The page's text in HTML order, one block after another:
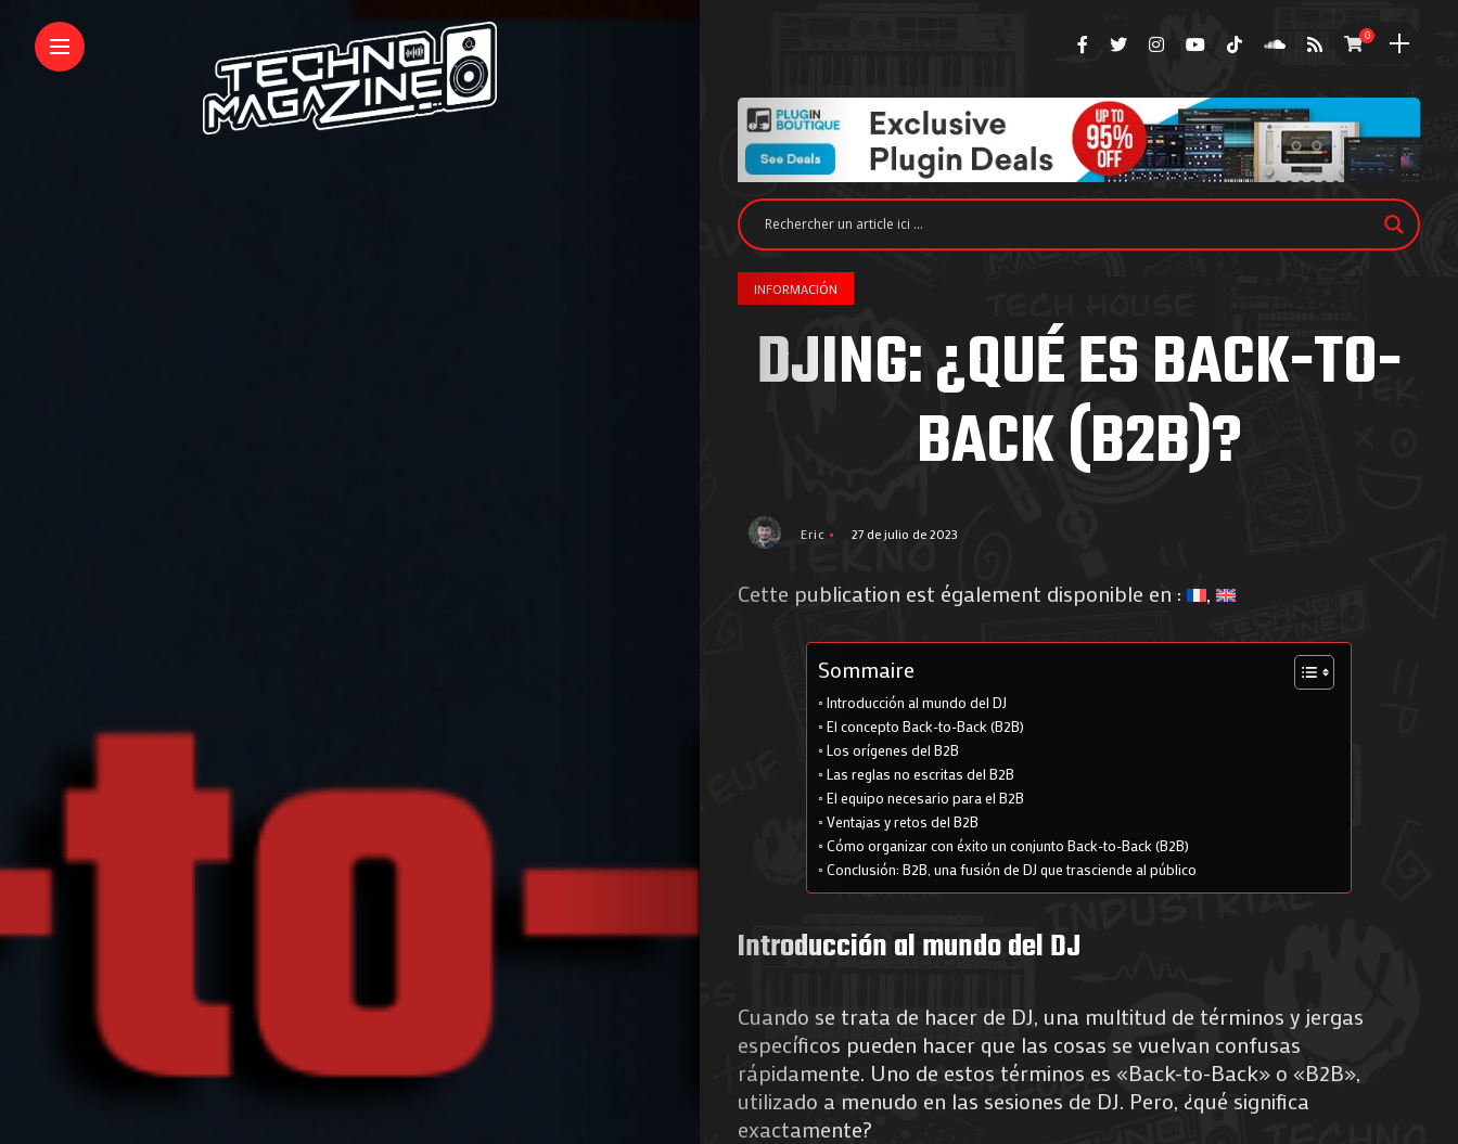
0
INFORMACIÓN
DJING: ¿QUÉ ES BACK-TO-
BACK (B2B)?
Eric 27 de julio de 2023
Cette publication est également disponible en :
Sommaire
Introducción al mundo del DJ
El concepto Back-to-Back (B2B)
Los orígenes del B2B
Las reglas no escritas del B2B
El equipo necesario para el B2B
Ventajas y retos del B2B
Cómo organizar con éxito un conjunto Back-to-Back (B2B)
Conclusión: B2B, una fusión de DJ que trasciende al público
Introducción al mundo del DJ
Cuando se trata de hacer de DJ, una multitud de términos y jergas
específicos pueden hacer que las cosas se vuelvan confusas
rápidamente. Uno de estos términos es «Back-to-Back» o «B2B»,
utilizado a menudo en las sesiones de DJ. Pero, ¿qué significa
exactamente?